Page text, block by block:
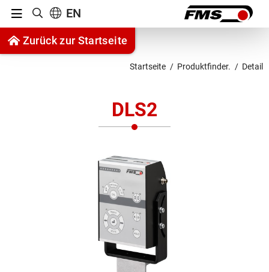
Zur Navigation springen
Menu
Suche anzeigen
EN
Zurück zur Startseite
Startseite Produktfinder. Detail
DLS2